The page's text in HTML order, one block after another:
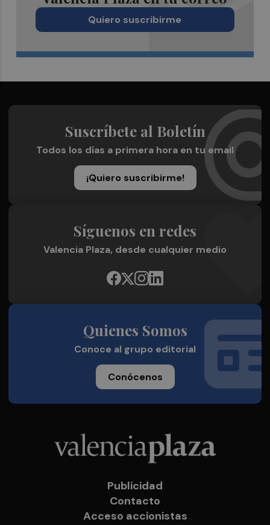
Quiero suscribirme
Suscríbete al Boletín
Todos los días a primera hora en tu email
¡Quiero suscribirme!
Síguenos en redes
Valencia Plaza, desde cualquier medio
Quienes Somos
Conoce al grupo editorial
Conócenos
Publicidad
Contacto
Acceso accionistas